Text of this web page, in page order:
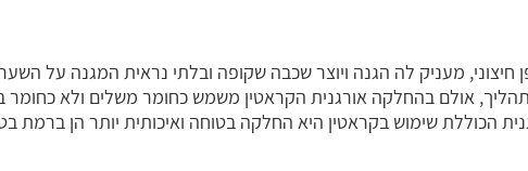
חיצוני, מעניק לה הגנה ויוצר שכבה שקופה ובלתי נראית המגנה על
אולם בהחלקה אורגנית הקראטין משמש כחומר משלים ולא
הכוללת שימוש בקראטין היא החלקה בטוחה ואיכותית יותר הן ברמת